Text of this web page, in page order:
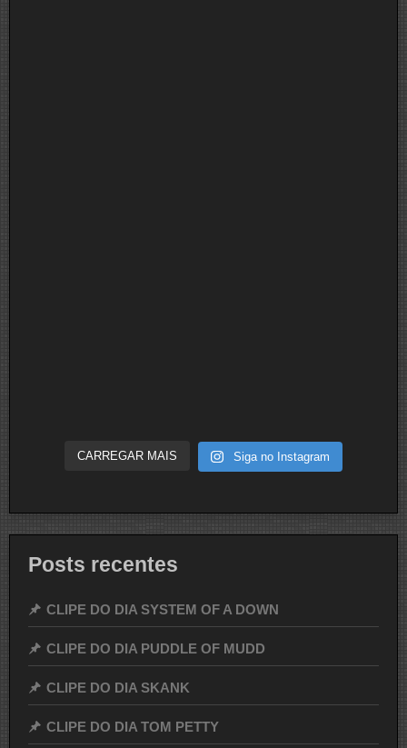
CARREGAR MAIS Siga no Instagram
Posts recentes
CLIPE DO DIA SYSTEM OF A DOWN
CLIPE DO DIA PUDDLE OF MUDD
CLIPE DO DIA SKANK
CLIPE DO DIA TOM PETTY